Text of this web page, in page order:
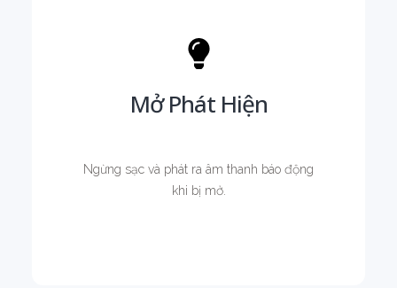
Mở Phát Hiện
Ngừng sạc và phát ra âm thanh báo động
khi bị mở.